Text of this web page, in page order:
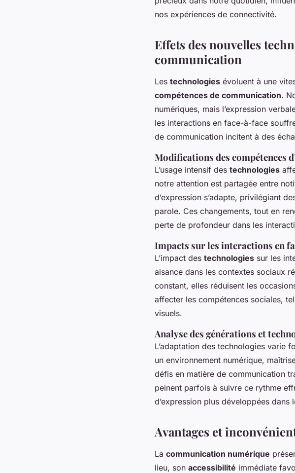
nos expériences de connectivité.
Effets des nouvelles
communication
Les technologies évoluent à une
compétences de communication.
numériques, mais l’expression
les interactions en face-à-face
de communication incitent à des
Modifications des compétences
L’usage intensif des technologies
notre attention est partagée entre
d’expression s’adapte, privilégiant
parole. Ces changements, tout en
perte de profondeur dans les
Impacts sur les interactions en
L’impact des technologies sur les
aisance dans les contextes sociaux
constant, elles réduisent les
affecter les compétences sociales,
visuels.
Analyse des générations et
L’adaptation des technologies varie
un environnement numérique,
défis en matière de communication
peinent parfois à suivre ce rythme
d’expression plus développées dans
Avantages et
La communication numérique
lieu, son accessibilité immédiate